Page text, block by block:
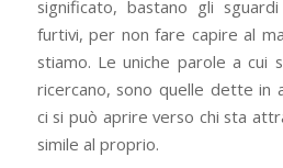
significato, bastano gli sguardi
furtivi, per non fare capire al
stiamo. Le uniche parole a cui
ricercano, sono quelle dette in
ci si può aprire verso chi sta
simile al proprio.